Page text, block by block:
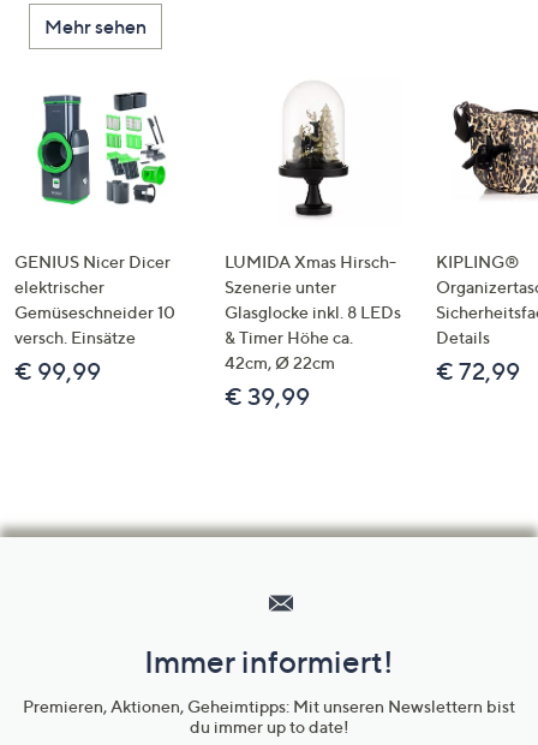
Mehr sehen
GENIUS Nicer Dicer
elektrischer
Gemüseschneider 10
versch. Einsätze
€ 99,99
LUMIDA Xmas Hirsch-
Szenerie unter
Glasglocke inkl. 8 LEDs
& Timer Höhe ca.
42cm, Ø 22cm
€ 39,99
KIPLING®
Details
€ 72,99
Unternehmensinformationen
Immer informiert!
Premieren, Aktionen, Geheimtipps: Mit unseren Newslettern bist
du immer up to date!